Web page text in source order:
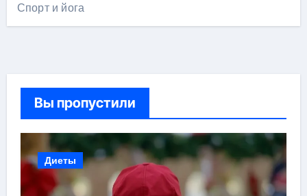
Спорт и йога
Вы пропустили
Диеты